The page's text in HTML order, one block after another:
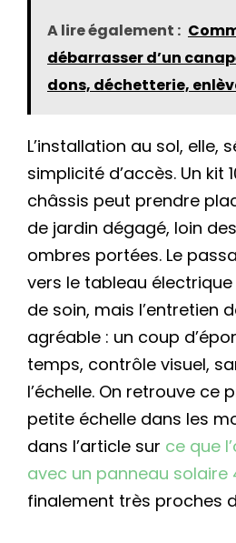
A lire également :
débarrasser d’un
dons, déchetterie,
L’installation au sol, elle,
simplicité d’accès. Un kit
châssis peut prendre
de jardin dégagé, loin
ombres portées. Le
vers le tableau
de soin, mais l’entretien
agréable : un coup
temps, contrôle visuel,
l’échelle. On retrouve ce
petite échelle dans les
dans l’article sur ce que
avec un panneau solaire
finalement très proches